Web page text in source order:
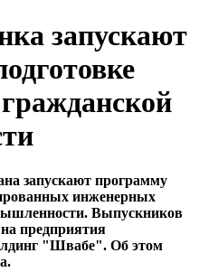
запускают
запускают программу
инженерных
Выпускников
предприятия
"Швабе". Об этом